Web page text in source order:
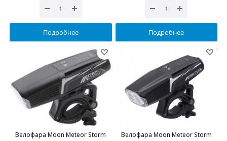
Подробнее Подробнее
Велофара Moon Meteor Storm
Велофара Moon Meteor Storm